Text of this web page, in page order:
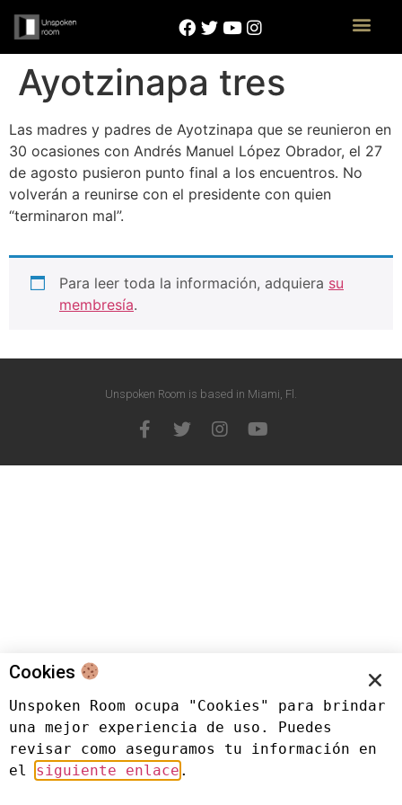
Ayotzinapa tres
Las madres y padres de Ayotzinapa que se reunieron en
30 ocasiones con Andrés Manuel López Obrador, el 27
de agosto pusieron punto final a los encuentros. No
volverán a reunirse con el presidente con quien
“terminaron mal”.
Para leer toda la información, adquiera su
membresía.
Unspoken Room is based in Miami, Fl.
Cookies
Unspoken Room ocupa "Cookies" para brindar
una mejor experiencia de uso. Puedes
revisar como aseguramos tu información en
el siguiente enlace .